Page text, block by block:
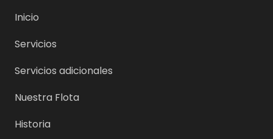
Inicio
Servicios
Servicios adicionales
Nuestra Flota
Historia